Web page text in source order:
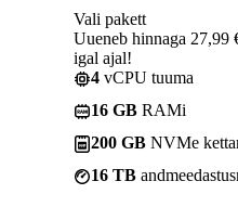
Vali pakett
Uueneb hinnaga 27,99
igal ajal!
4 vCPU tuuma
16 GB RAMi
200 GB NVMe
16 TB